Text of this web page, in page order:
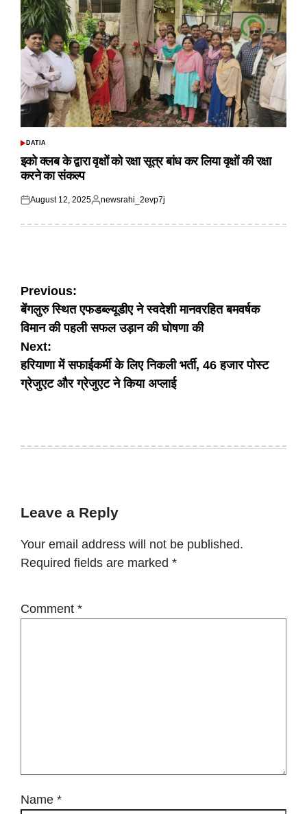
POSTED
DATIA
इको क्लब के द्वारा वृक्षों को रक्षा सूत्र बांध कर लिया वृक्षों की रक्षा
करने का संकल्प
Posted
August 12, 2025
Posted
newsrahi_2evp7j
Post
navigation
Previous:
बेंगलुरु स्थित एफडब्ल्यूडीए ने स्वदेशी मानवरहित बमवर्षक
विमान की पहली सफल उड़ान की घोषणा की
Next:
हरियाणा में सफाईकर्मी के लिए निकली भर्ती, 46 हजार पोस्ट
ग्रेजुएट और ग्रेजुएट ने किया अप्लाई
Leave a Reply
Your email address will not be published.
Required fields are marked *
Comment *
Name *